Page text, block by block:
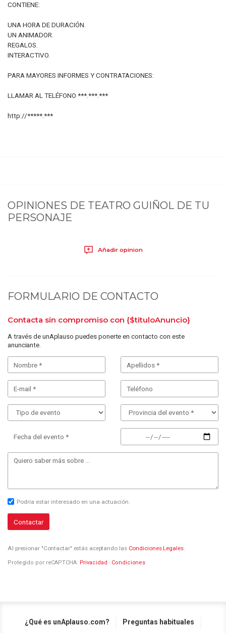
CONTIENE:
UNA HORA DE DURACIÓN.
UN ANIMADOR.
REGALOS.
INTERACTIVO.
PARA MAYORES INFORMES Y CONTRATACIONES:
LLAMAR AL TELÉFONO ***.***.***
http://*****.***
OPINIONES DE TEATRO GUIÑOL DE TU
PERSONAJE
Añadir opinion
FORMULARIO DE CONTACTO
Contacta sin compromiso con {$tituloAnuncio}
A través de unAplauso puedes ponerte en contacto con este
anunciante.
Fecha del evento *
Podría estar interesado en una actuación.
Contactar
Al presionar "Contactar" estás aceptando las Condiciones Legales.
Protegido por reCAPTCHA: Privacidad · Condiciones
¿Qué es unAplauso.com?
Preguntas habituales